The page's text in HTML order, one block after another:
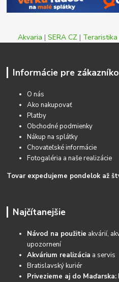
Akvaria | SERA CZ | Teraristika
Informácie pre
O nás
Ako nakupovať
Platby
Obchodné podmienky
Nákup na splátky
Chovateľské informácie
Fotogaléria a naše realizácie
Tovar expedujeme pondelok až
Najčítanejšie
Návod na použitie akvárií,
upozornení
Akvárium realizácia a servis
Bratislavský kuriér
Privezieme aj do Maďarska: